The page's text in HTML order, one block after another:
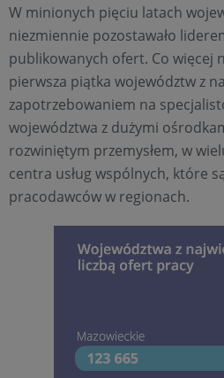
W minionych pięciu latach
niezmiennie pozostawało
publikowanych ofert. Co więcej
pierwsza piątka województw z
zapotrzebowaniem na
województwa z dużymi
rozwiniętym przemysłem, w
centra usług wspólnych, które
pracodawców w regionach.